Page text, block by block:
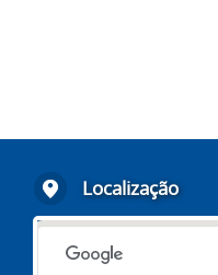
Localização